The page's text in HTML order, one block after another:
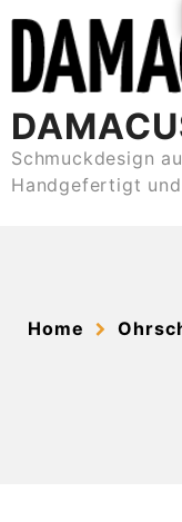
content
Schmuckdesign
Handgefertigt
Home